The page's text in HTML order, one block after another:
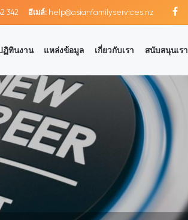
342 อีเมล์: help@asianfamilyservices.nz
ฏิทินงาน แหล่งข้อมูล เกี่ยวกับเรา สนับสนุนเรา